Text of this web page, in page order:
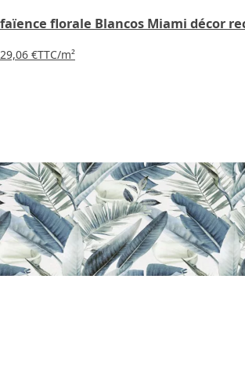
faïence florale Blancos Miami décor
29,06 €TTC/m²